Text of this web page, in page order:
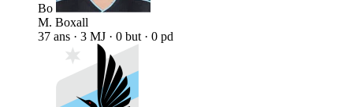
Bo
M. Boxall
37 ans · 3 MJ · 0 but · 0 pd